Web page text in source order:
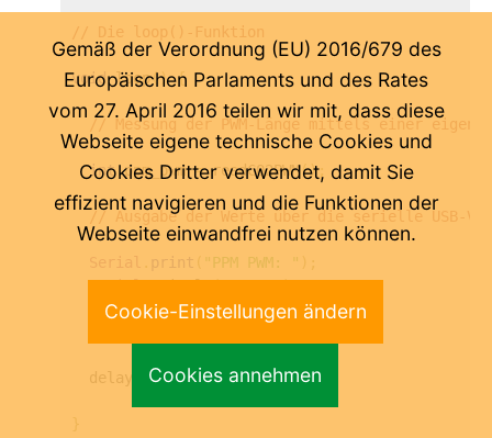
// Die loop()-Funktion
void loop() {
// Messung der PWM-Länge mittels einer
int ppm_pwm = readCO2PWM();
// Ausgabe der Werte über die serielle USB-
Serial . print ( "PPM PWM: " );
Serial.println(ppm_pwm);
delay 3000);
}
Gemäß der Verordnung (EU) 2016/679 des
Europäischen Parlaments und des Rates
vom 27. April 2016 teilen wir mit, dass diese
Webseite eigene technische Cookies und
Cookies Dritter verwendet, damit Sie
effizient navigieren und die Funktionen der
Webseite einwandfrei nutzen können.
Cookie-Einstellungen ändern
Cookies annehmen